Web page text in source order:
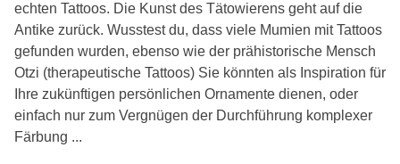
echten Tattoos. Die Kunst des Tätowierens geht auf die
Antike zurück. Wusstest du, dass viele Mumien mit Tattoos
gefunden wurden, ebenso wie der prähistorische Mensch
Otzi (therapeutische Tattoos) Sie könnten als Inspiration für
Ihre zukünftigen persönlichen Ornamente dienen, oder
einfach nur zum Vergnügen der Durchführung komplexer
Färbung ...